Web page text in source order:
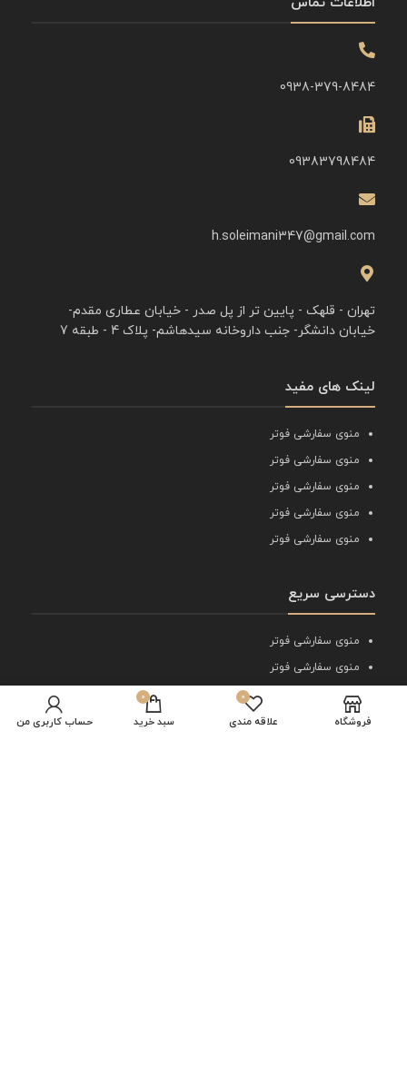
0938-379-8484
09383798484
h.soleimani347@gmail.com
تهران - قلهک - پایین تر از پل صدر - خیابان عطاری مقدم-
خیابان دانشگر- جنب داروخانه سیدهاشم- پلاک 4 - طبقه 7
لینک های مفید
منوی سفارشی فوتر
منوی سفارشی فوتر
منوی سفارشی فوتر
منوی سفارشی فوتر
منوی سفارشی فوتر
دسترسی سریع
منوی سفارشی فوتر
منوی سفارشی فوتر
منوی سفارشی فوتر
منوی سفارشی فوتر
فروشگاه
0
علاقه مندی
0
سبد خرید حساب کاربری من